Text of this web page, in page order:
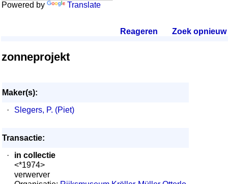
Powered by Translate
Reageren Zoek opnieuw.
zonneprojekt
Maker(s):
·
Slegers, P. (Piet)
Transactie:
·
in collectie
<*1974>
verwerver